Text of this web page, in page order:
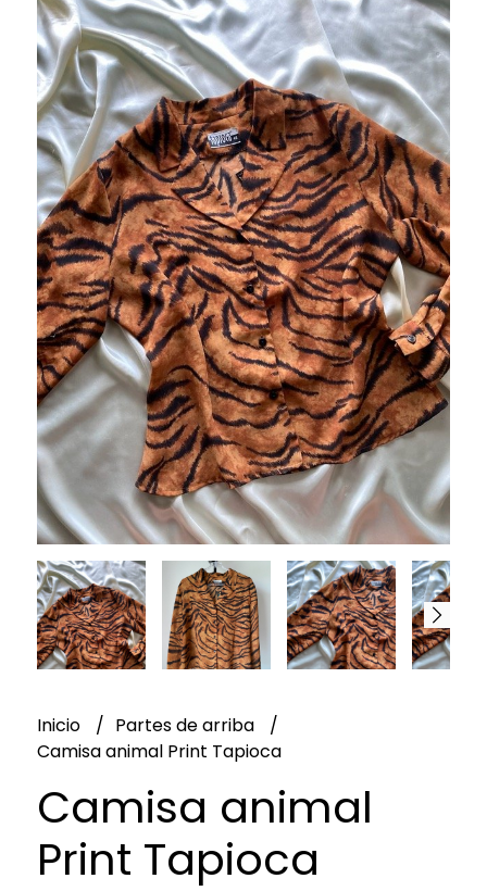
Inicio
Partes de arriba
Camisa animal Print Tapioca
Camisa animal
Print Tapioca